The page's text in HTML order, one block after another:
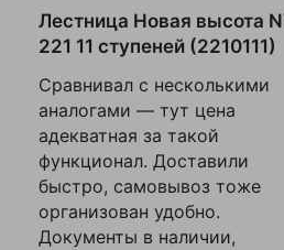
Лестница Новая высота
221 11 ступеней (2210111)
Сравнивал с несколькими
аналогами — тут цена
адекватная за такой
функционал. Доставили
быстро, самовывоз тоже
организован удобно.
Документы в наличии,